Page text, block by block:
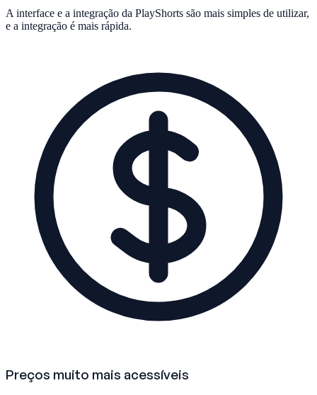
A interface e a integração da PlayShorts são mais simples de utilizar,
e a integração é mais rápida.
Preços muito mais acessíveis